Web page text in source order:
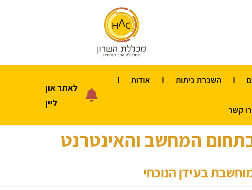
השכרת כיתות אודות
קשר
לאתר און
ליין
המחשב והאינטרנט
בעידן הנוכחי